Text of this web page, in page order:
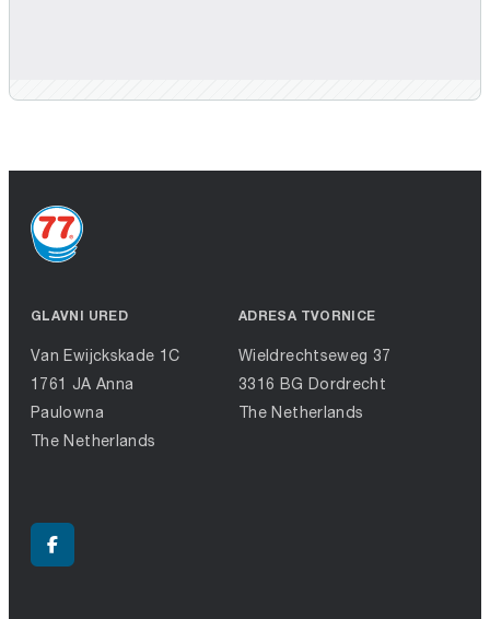
GLAVNI URED
Van Ewijckskade 1C
1761 JA Anna
Paulowna
The Netherlands
ADRESA TVORNICE
Wieldrechtseweg 37
3316 BG Dordrecht
The Netherlands